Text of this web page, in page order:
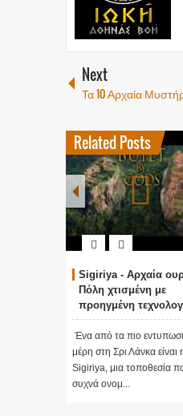
Next
Τα 10 Αρχαία
Related Posts
Sigiriya - Αρχαία
Πόλη χτισμένη με
προηγμένη
Ένα από τα πιο
μέρη στη Σρι Λάνκα είναι
Sigiriya, μια τοποθεσία
συχνά ονομ...